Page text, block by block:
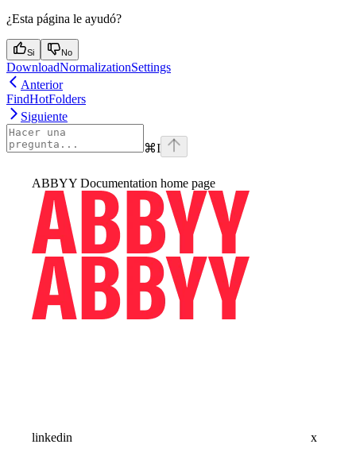
¿Esta página le ayudó?
Si No
DownloadNormalizationSettings
Anterior
FindHotFolders
Siguiente
⌘I
ABBYY Documentation home page
linkedin x